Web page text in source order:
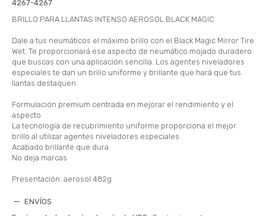
4267-4267
BRILLO PARA LLANTAS INTENSO AEROSOL BLACK MAGIC
Dale a tus neumáticos el máximo brillo con el Black Magic Mirror Tire
Wet. Te proporcionará ese aspecto de neumático mojado duradero
que buscas con una aplicación sencilla. Los agentes niveladores
especiales te dan un brillo uniforme y brillante que hará que tus
llantas destaquen.
Formulación premium centrada en mejorar el rendimiento y el
aspecto
La tecnología de recubrimiento uniforme proporciona el mejor
brillo al utilizar agentes niveladores especiales
Acabado brillante que dura
No deja marcas
Presentación: aerosol 482g
ENVÍOS